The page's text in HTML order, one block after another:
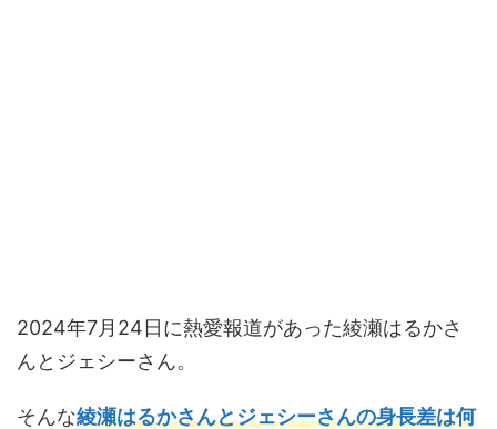
2024年7月24日に熱愛報道があった綾瀬はるかさ
んとジェシーさん。
そんな綾瀬はるかさんとジェシーさんの身長差は何